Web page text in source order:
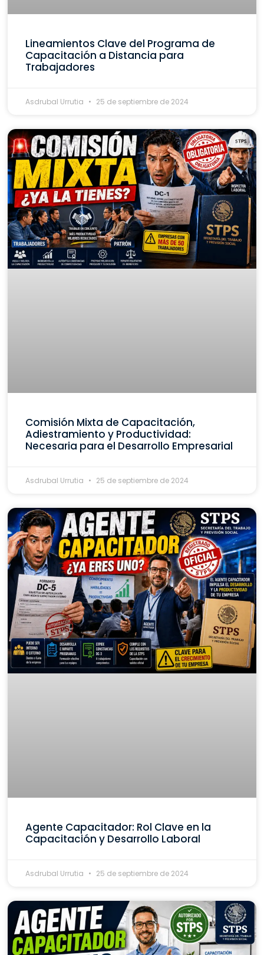
Lineamientos Clave del Programa de
Capacitación a Distancia para
Trabajadores
Asdrubal Urrutia 25 de septiembre de 2024
Comisión Mixta de Capacitación,
Adiestramiento y Productividad:
Necesaria para el Desarrollo Empresarial
Asdrubal Urrutia 25 de septiembre de 2024
Agente Capacitador: Rol Clave en la
Capacitación y Desarrollo Laboral
Asdrubal Urrutia 25 de septiembre de 2024